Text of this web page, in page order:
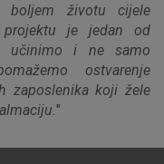
životu cijele
projektu je jedan od
učinimo i ne samo
ostvarenje
zaposlenika koji žele
"